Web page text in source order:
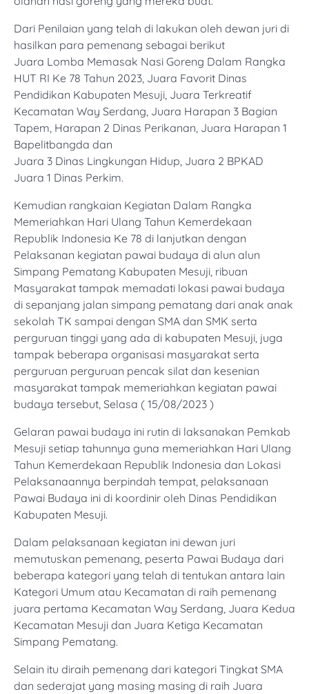
Dari Penilaian yang telah di lakukan oleh dewan juri di
hasilkan para pemenang sebagai berikut
Juara Lomba Memasak Nasi Goreng Dalam Rangka
HUT RI Ke 78 Tahun 2023, Juara Favorit Dinas
Pendidikan Kabupaten Mesuji, Juara Terkreatif
Kecamatan Way Serdang, Juara Harapan 3 Bagian
Tapem, Harapan 2 Dinas Perikanan, Juara Harapan 1
Bapelitbangda dan
Juara 3 Dinas Lingkungan Hidup, Juara 2 BPKAD
Juara 1 Dinas Perkim.
Kemudian rangkaian Kegiatan Dalam Rangka
Memeriahkan Hari Ulang Tahun Kemerdekaan
Republik Indonesia Ke 78 di lanjutkan dengan
Pelaksanan kegiatan pawai budaya di alun alun
Simpang Pematang Kabupaten Mesuji, ribuan
Masyarakat tampak memadati lokasi pawai budaya
di sepanjang jalan simpang pematang dari anak anak
sekolah TK sampai dengan SMA dan SMK serta
perguruan tinggi yang ada di kabupaten Mesuji, juga
tampak beberapa organisasi masyarakat serta
perguruan perguruan pencak silat dan kesenian
masyarakat tampak memeriahkan kegiatan pawai
budaya tersebut, Selasa ( 15/08/2023 )
Gelaran pawai budaya ini rutin di laksanakan Pemkab
Mesuji setiap tahunnya guna memeriahkan Hari Ulang
Tahun Kemerdekaan Republik Indonesia dan Lokasi
Pelaksanaannya berpindah tempat, pelaksanaan
Pawai Budaya ini di koordinir oleh Dinas Pendidikan
Kabupaten Mesuji.
Dalam pelaksanaan kegiatan ini dewan juri
memutuskan pemenang, peserta Pawai Budaya dari
beberapa kategori yang telah di tentukan antara lain
Kategori Umum atau Kecamatan di raih pemenang
juara pertama Kecamatan Way Serdang, Juara Kedua
Kecamatan Mesuji dan Juara Ketiga Kecamatan
Simpang Pematang.
Selain itu diraih pemenang dari kategori Tingkat SMA
dan sederajat yang masing masing di raih Juara